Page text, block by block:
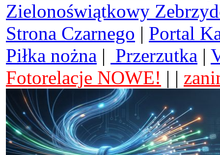
Zielonoświątkowy
Strona Czarnego | Portal
Piłka nożna | Przerzutka |
Fotorelacje NOWE! | |